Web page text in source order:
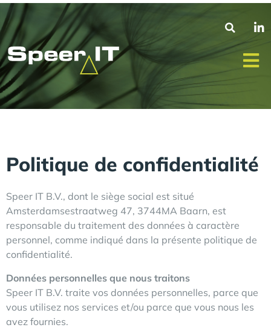
Politique de confidentialité
Speer IT B.V., dont le siège social est situé
Amsterdamsestraatweg 47, 3744MA Baarn, est
responsable du traitement des données à caractère
personnel, comme indiqué dans la présente politique de
confidentialité.
Données personnelles que nous traitons
Speer IT B.V. traite vos données personnelles, parce que
vous utilisez nos services et/ou parce que vous nous les
avez fournies.